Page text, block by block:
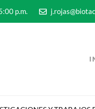
5:00 p.m.